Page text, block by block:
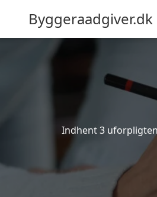
Byggeraadgiver.dk
Indhent 3